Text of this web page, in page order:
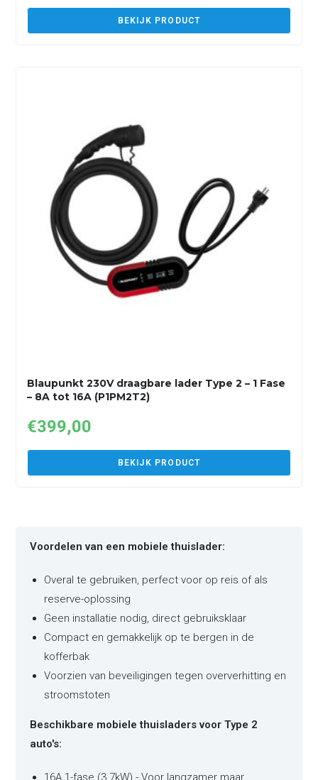
BEKIJK PRODUCT
Blaupunkt 230V draagbare lader Type 2 – 1 Fase
– 8A tot 16A (P1PM2T2)
€399,00
BEKIJK PRODUCT
Voordelen van een mobiele thuislader:
Overal te gebruiken, perfect voor op reis of als
reserve-oplossing
Geen installatie nodig, direct gebruiksklaar
Compact en gemakkelijk op te bergen in de
kofferbak
Voorzien van beveiligingen tegen oververhitting en
stroomstoten
Beschikbare mobiele thuisladers voor Type 2
auto's:
16A 1-fase (3.7kW) - Voor langzamer maar